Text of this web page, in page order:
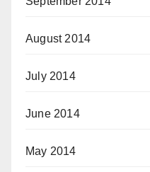
August 2014
July 2014
June 2014
May 2014